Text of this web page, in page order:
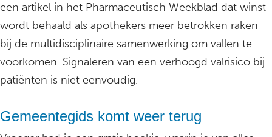
een artikel in het Pharmaceutisch Weekblad dat winst
wordt behaald als apothekers meer betrokken raken
bij de multidisciplinaire samenwerking om vallen te
voorkomen. Signaleren van een verhoogd valrisico bij
patiënten is niet eenvoudig.
Gemeentegids komt weer terug